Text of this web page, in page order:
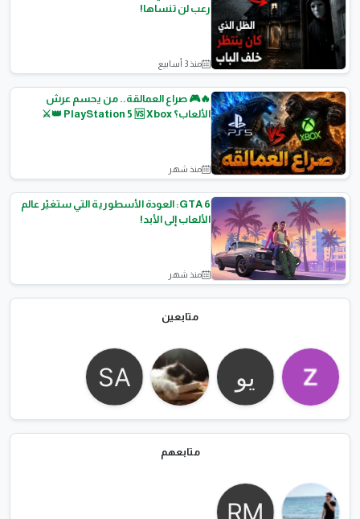
متابعين
متابعهم
قصص رعب
رعب لن تنساها!
منذ 3 أسابيع
الالعاب
🔥🎮 صراع العمالقة.. من يحسم عرش
الألعاب؟ PlayStation 5 🆚 Xbox 👑⚔️
منذ شهر
الالعاب
GTA 6: العودة الأسطورية التي ستغيّر عالم
الألعاب إلى الأبد!
منذ شهر